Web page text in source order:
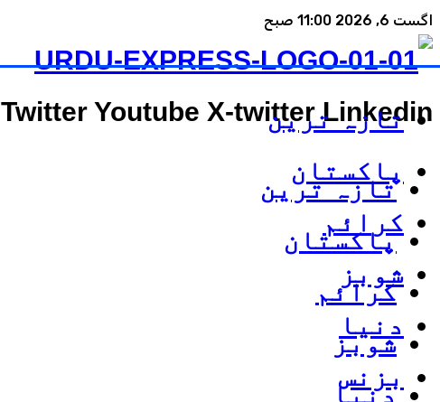
اگست 6, 2026 11:00 صبح
Twitter Youtube X-twitter Linkedin
تازہ ترین
پاکستان
کرائم
شوبز
دنیا
تازہ ترین
پاکستان
کرائم
شوبز
دنیا
بزنس